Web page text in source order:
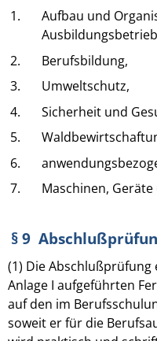
1.
Aufbau und
2.
Berufsbildung,
3.
Umweltschutz,
4.
Sicherheit und
5.
6.
7.
Maschinen,
§ 9
(1) Die
Anlage I aufgeführten
auf den im
soweit er für die